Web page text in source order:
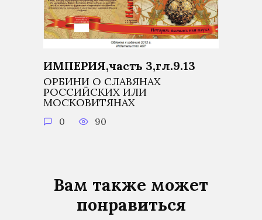
ИМПЕРИЯ,часть 3,гл.9.13
ОРБИНИ О СЛАВЯНАХ
РОССИЙСКИХ ИЛИ
МОСКОВИТЯНАХ
0 90
Вам также может
понравиться